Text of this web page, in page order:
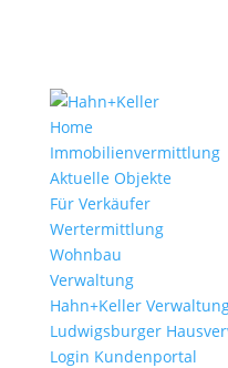
Home
Immobilienvermittlung
Aktuelle Objekte
Für Verkäufer
Wertermittlung
Wohnbau
Verwaltung
Hahn+Keller
Ludwigsburger
Login Kundenportal